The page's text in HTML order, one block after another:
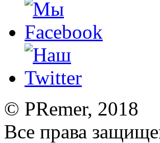
© PRemer, 2018
Все права